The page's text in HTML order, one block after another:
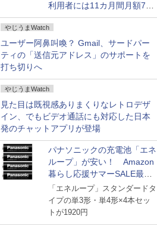
利用者には11カ月間月額770
円割引のキャンペーン
やじうまWatch
ユーザー阿鼻叫喚？ Gmail、サードパー
ティの「送信元アドレス」のサポートを
打ち切りへ
やじうまWatch
見た目は既視感ありまくりなレトロデザ
イン、でもビデオ通話にも対応した日本
発のチャットアプリが登場
パナソニックの充電池「エネ
ループ」が安い！ Amazon
暮らし応援サマーSALE最終
日
「エネループ」スタンダードタ
イプの単3形・単4形×4本セッ
トが1920円